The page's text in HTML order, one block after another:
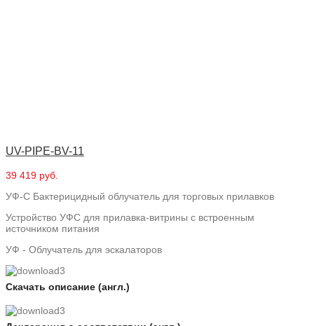
UV-PIPE-BV-11
39 419 руб.
УФ-С Бактерицидный облучатель для торговых прилавков
Устройство УФС для прилавка-витрины с встроенным
источником питания
УФ - Облучатель для эскалаторов
Скачать описание (англ.)